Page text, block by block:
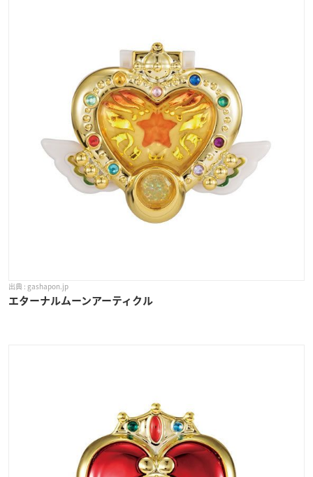
gashapon.jp
エターナルムーンアーティクル